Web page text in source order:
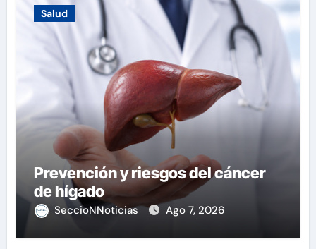
Salud
Prevención y riesgos del cáncer
de hígado
SeccioNNoticias Ago 7, 2026